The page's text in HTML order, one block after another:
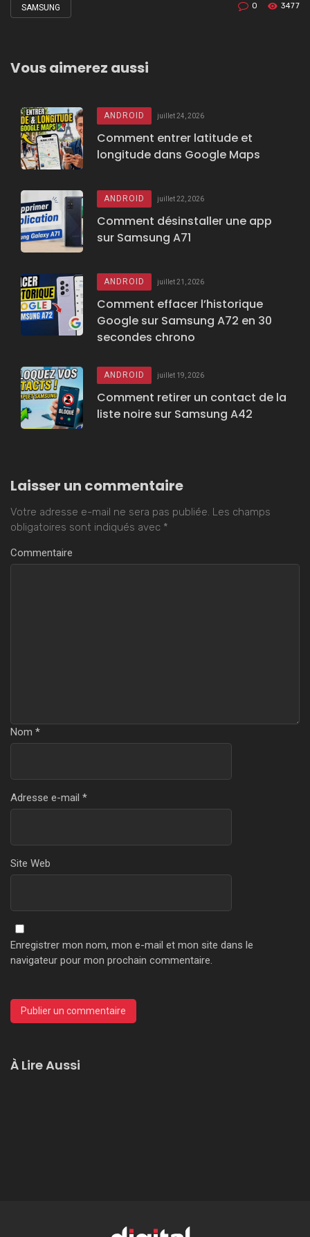
Tagged
SAMSUNG 0 3477
Vous aimerez aussi
ANDROID juillet 24, 2026
Comment entrer latitude et
longitude dans Google Maps
ANDROID juillet 22, 2026
Comment désinstaller une app
sur Samsung A71
ANDROID juillet 21, 2026
Comment effacer l’historique
Google sur Samsung A72 en 30
secondes chrono
ANDROID juillet 19, 2026
Comment retirer un contact de la
liste noire sur Samsung A42
Laisser un commentaire
Votre adresse e-mail ne sera pas publiée. Les champs
obligatoires sont indiqués avec *
Commentaire
Nom *
Adresse e-mail *
Site Web
Enregistrer mon nom, mon e-mail et mon site dans le
navigateur pour mon prochain commentaire.
À Lire Aussi